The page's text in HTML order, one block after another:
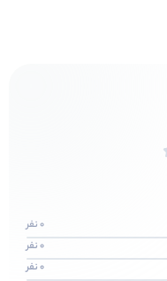
0 نفر
0 نفر
0 نفر